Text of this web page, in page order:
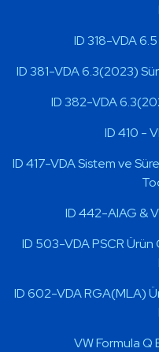
ID 318-VDA
ID 381-VDA 6.3(2023)
ID 382-VDA
ID 410 -
ID 417-VDA Sistem ve
ID 442-AIAG &
ID 503-VDA PSCR
ID 602-VDA RGA(MLA)
VW Formula Q